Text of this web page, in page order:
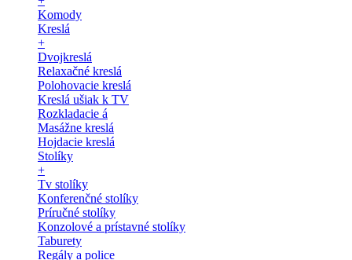
Komody
Kreslá
+
Dvojkreslá
Relaxačné kreslá
Polohovacie kreslá
Kreslá ušiak k TV
Rozkladacie á
Masážne kreslá
Hojdacie kreslá
Stolíky
+
Tv stolíky
Konferenčné stolíky
Príručné stolíky
Konzolové a prístavné stolíky
Taburety
Regály a police